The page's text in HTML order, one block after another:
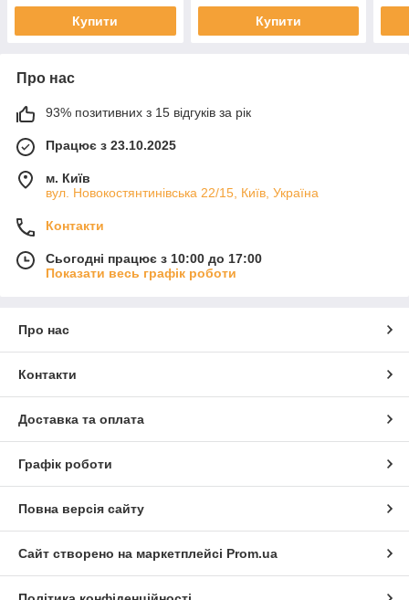
Купити Купити
Про нас
93% позитивних з 15 відгуків за рік
Працює з 23.10.2025
м. Київ
вул. Новокостянтинівська 22/15, Київ, Україна
Контакти
Сьогодні працює з 10:00 до 17:00
Показати весь графік роботи
Про нас
Контакти
Доставка та оплата
Графік роботи
Повна версія сайту
Сайт створено на маркетплейсі Prom.ua